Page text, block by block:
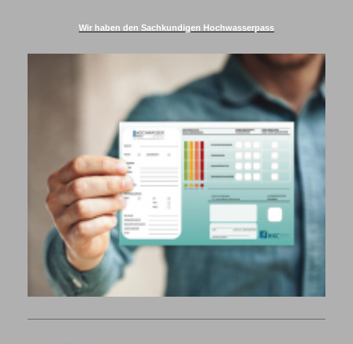
Wir haben den Sachkundigen Hochwasserpass